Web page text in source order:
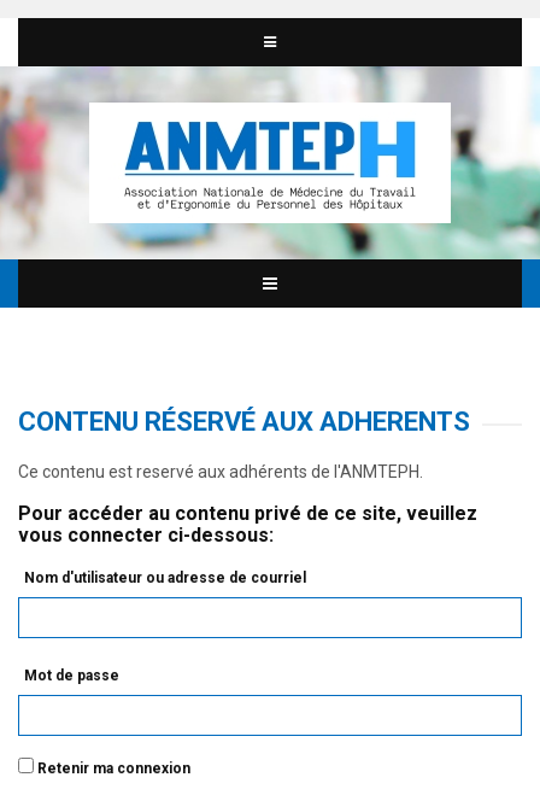
CONTENU RÉSERVÉ AUX ADHERENTS
Ce contenu est reservé aux adhérents de l'ANMTEPH.
Pour accéder au contenu privé de ce site, veuillez
vous connecter ci-dessous:
Nom d'utilisateur ou adresse de courriel
Mot de passe
Retenir ma connexion